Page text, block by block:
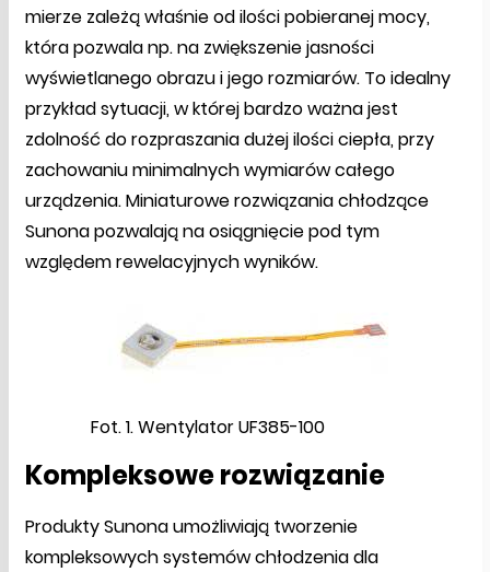
mierze zależą właśnie od ilości pobieranej mocy,
która pozwala np. na zwiększenie jasności
wyświetlanego obrazu i jego rozmiarów. To idealny
przykład sytuacji, w której bardzo ważna jest
zdolność do rozpraszania dużej ilości ciepła, przy
zachowaniu minimalnych wymiarów całego
urządzenia. Miniaturowe rozwiązania chłodzące
Sunona pozwalają na osiągnięcie pod tym
względem rewelacyjnych wyników.
Fot. 1. Wentylator UF385-100
Kompleksowe rozwiązanie
Produkty Sunona umożliwiają tworzenie
kompleksowych systemów chłodzenia dla